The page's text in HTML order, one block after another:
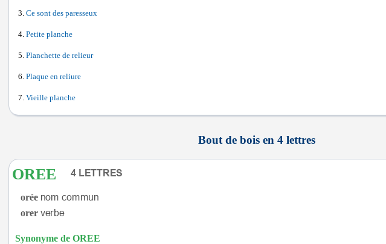
Ce sont des paresseux
Petite planche
Planchette de relieur
Plaque en reliure
Vieille planche
Bout de bois en 4 lettres
OREE
orée
orer
Synonyme de OREE